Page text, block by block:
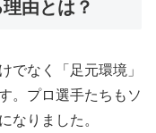
由とは？
でなく「足元環境」
。プロ選手たちもソ
なりました。